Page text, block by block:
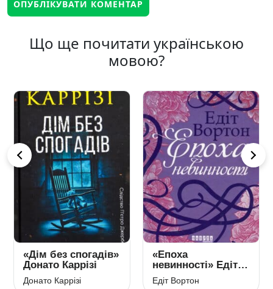
Що ще почитати українською
мовою?
«Дім без спогадів»
Донато Каррізі
Донато Каррізі
«Епоха
невинності» Едіт
Вортон
Едіт Вортон